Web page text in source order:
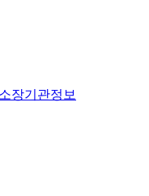
소장기관정보